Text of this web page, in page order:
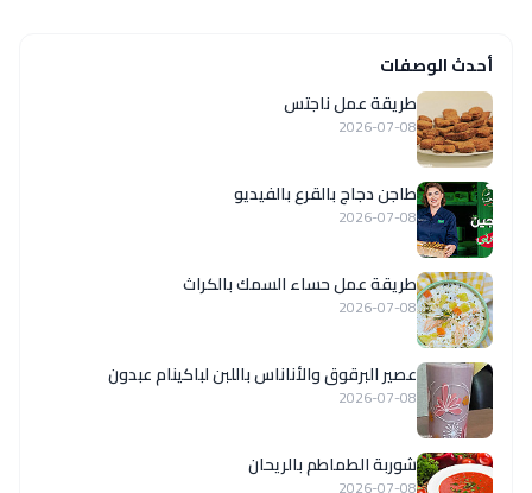
أحدث الوصفات
طريقة عمل ناجتس
2026-07-08
طاجن دجاج بالقرع بالفيديو
2026-07-08
طريقة عمل حساء السمك بالكراث
2026-07-08
عصير البرقوق والأناناس باللبن لباكينام عبدون
2026-07-08
شوربة الطماطم بالريحان